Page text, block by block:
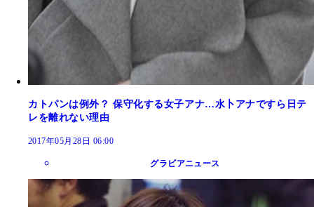
カトパンは例外？ 保守化する女子アナ…水卜アナですら日テ
レを離れない理由
2017年05月28日 06:00
グラビアニュース